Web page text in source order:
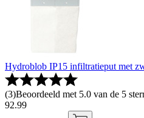
Hydroblob IP15 infiltratieput met
(3)Beoordeeld met 5.0 van de 5
92.99